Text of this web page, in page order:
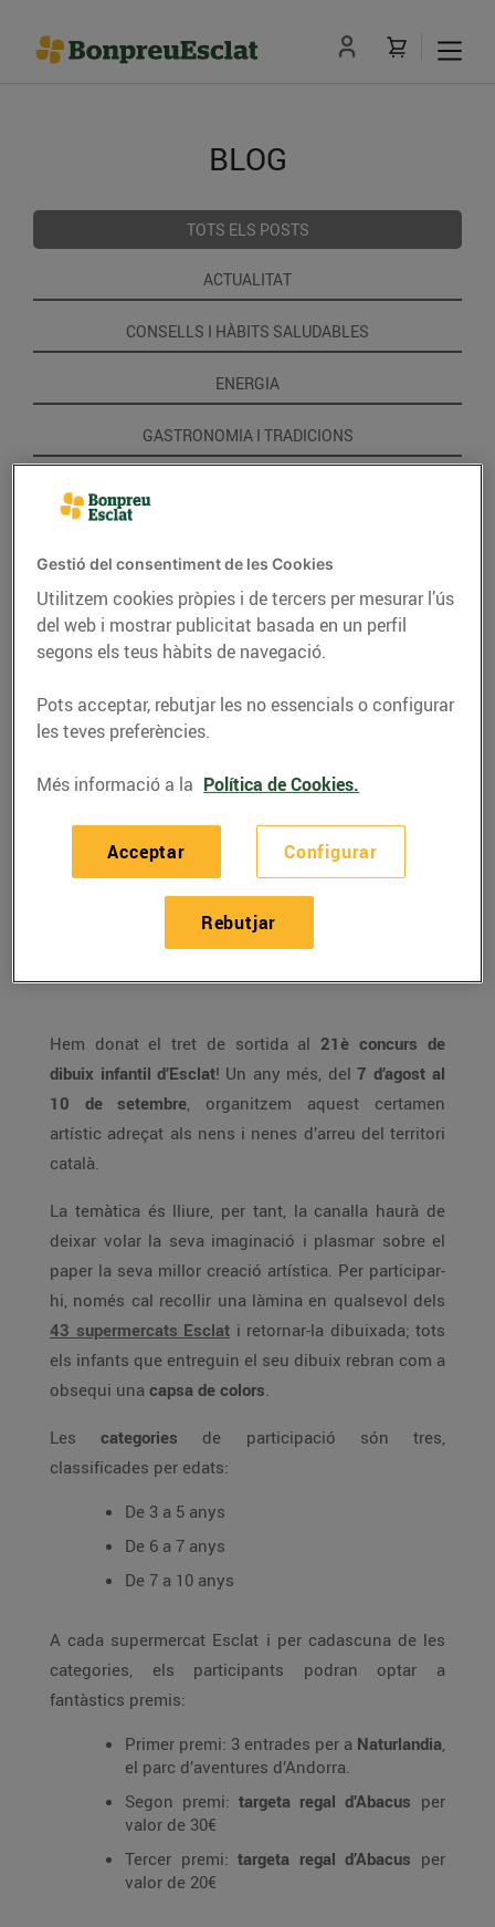
BLOG
TOTS ELS POSTS
ACTUALITAT
CONSELLS I HÀBITS SALUDABLES
ENERGIA
GASTRONOMIA I TRADICIONS
Ja és aquí el 21è
concurs de dibuix
infantil d’Esclat!
Hem donat el tret de sortida al 21è concurs de
dibuix infantil d’Esclat! Un any més, del 7 d’agost al
10 de setembre, organitzem aquest certamen
artístic adreçat als nens i nenes d’arreu del territori
català.
La temàtica és lliure, per tant, la canalla haurà de
deixar volar la seva imaginació i plasmar sobre el
paper la seva millor creació artística. Per participar-
hi, només cal recollir una làmina en qualsevol dels
43 supermercats Esclat i retornar-la dibuixada; tots
els infants que entreguin el seu dibuix rebran com a
obsequi una capsa de colors.
Les categories de participació són tres,
classificades per edats:
De 3 a 5 anys
De 6 a 7 anys
De 7 a 10 anys
A cada supermercat Esclat i per cadascuna de les
categories, els participants podran optar a
fantàstics premis:
Primer premi: 3 entrades per a Naturlandia,
el parc d’aventures d’Andorra.
Segon premi: targeta regal d’Abacus per
valor de 30€
Tercer premi: targeta regal d’Abacus per
valor de 20€
Gestió del consentiment de les Cookies
Utilitzem cookies pròpies i de tercers per mesurar l’ús
del web i mostrar publicitat basada en un perfil
segons els teus hàbits de navegació.
Pots acceptar, rebutjar les no essencials o configurar
les teves preferències.
Més informació a la Política de Cookies.
Configurar
Rebutjar
Acceptar